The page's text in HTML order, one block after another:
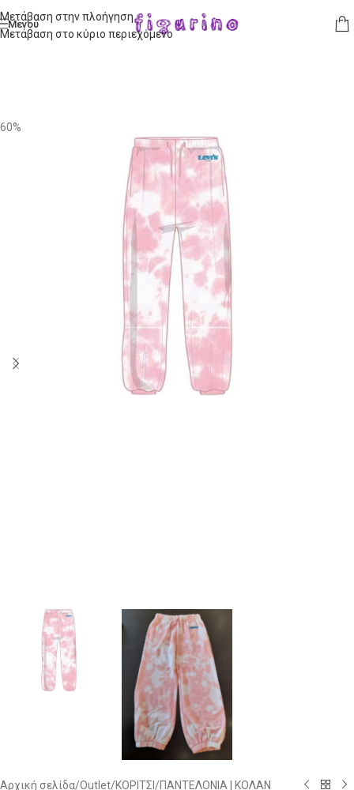
Μετάβαση στην πλοήγηση
Μετάβαση στο κύριο περιεχόμενο
Μενού
60%
Αρχική σελίδα/Outlet/ΚΟΡΙΤΣΙ/ΠΑΝΤΕΛΟΝΙΑ | ΚΟΛΑΝ